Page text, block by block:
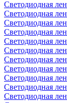
Светодиодная
Светодиодная
Светодиодная
Светодиодная
Светодиодная
Светодиодная
Светодиодная
Светодиодная
Светодиодная
Светодиодная
Светодиодная